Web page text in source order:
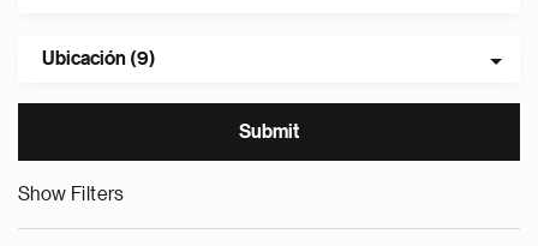
Ubicación (9)
Show Filters